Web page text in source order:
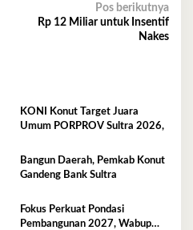
Pos berikutnya
Rp 12 Miliar untuk Insentif
Nakes
KONI Konut Target Juara
Umum PORPROV Sultra 2026,
Bangun Daerah, Pemkab Konut
Gandeng Bank Sultra
Fokus Perkuat Pondasi
Pembangunan 2027, Wabup